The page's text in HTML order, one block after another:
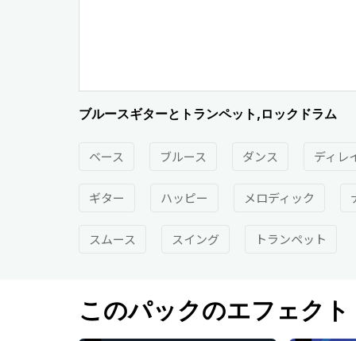
ブルースギターとトランペット,ロックドラム
ベース ブルース ダンス ディレ
ギター ハッピー メロディック
スムース スイング トランペット
このパックのエフェクト